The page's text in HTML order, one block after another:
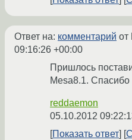
Ответ на: комментарий от
09:16:26 +00:00
Пришлось
Mesa8.1.
reddaemon
05.10.2012
Показать ответ